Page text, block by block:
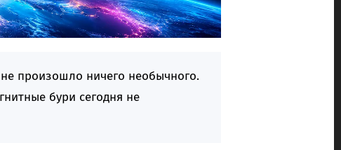
произошло ничего необычного.
бури сегодня не